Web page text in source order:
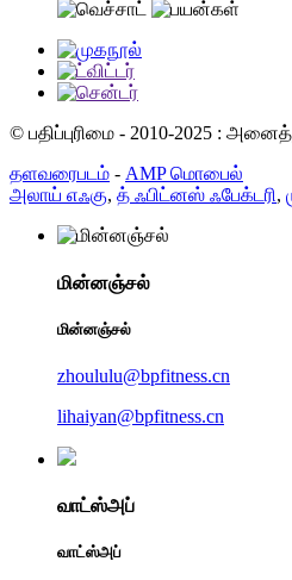
© பதிப்புரிமை - 2010-2025 :
தளவரைபடம் - AMP மொபைல்
அலாய் எஃகு, த் ஃபிட்னஸ் ஃபேக்டரி,
மின்னஞ்சல்
மின்னஞ்சல்
zhoululu@bpfitness.cn
lihaiyan@bpfitness.cn
வாட்ஸ்அப்
வாட்ஸ்அப்